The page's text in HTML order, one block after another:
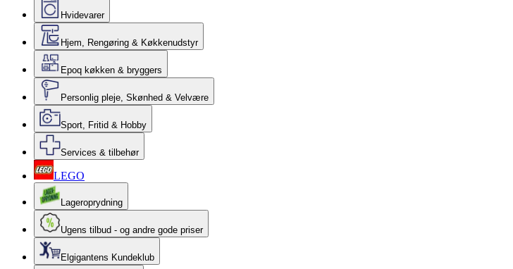
Hvidevarer
Hjem, Rengøring & Køkkenudstyr
Epoq køkken & bryggers
Personlig pleje, Skønhed & Velvære
Sport, Fritid & Hobby
Services & tilbehør
LEGO
Lageroprydning
Ugens tilbud - og andre gode priser
Elgigantens Kundeklub